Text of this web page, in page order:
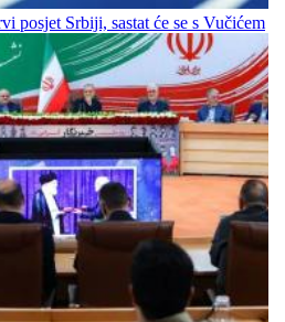
posjet Srbiji, sastat će se s Vučićem